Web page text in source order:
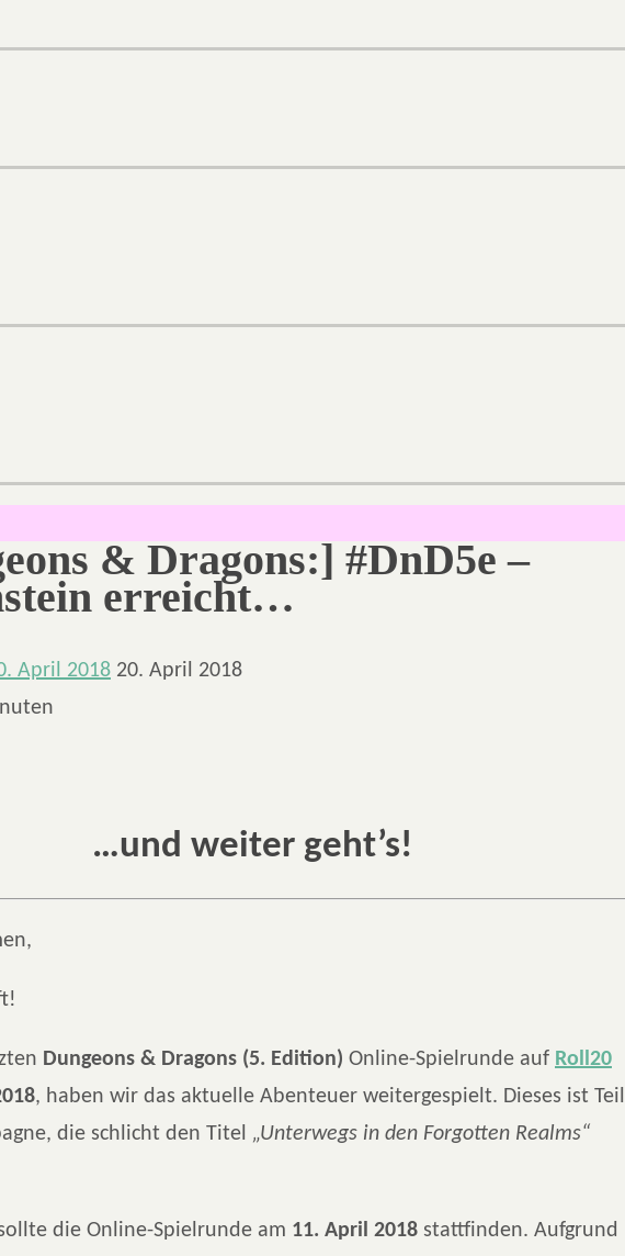
& Dragons:] #DnD5e –
erreicht…
April 2018 20. April 2018
…und weiter geht’s!
Dungeons & Dragons (5. Edition) Online-Spielrunde auf Roll20
, haben wir das aktuelle Abenteuer weitergespielt. Dieses ist Teil
die schlicht den Titel „Unterwegs in den Forgotten Realms“
die Online-Spielrunde am 11. April 2018 stattfinden. Aufgrund